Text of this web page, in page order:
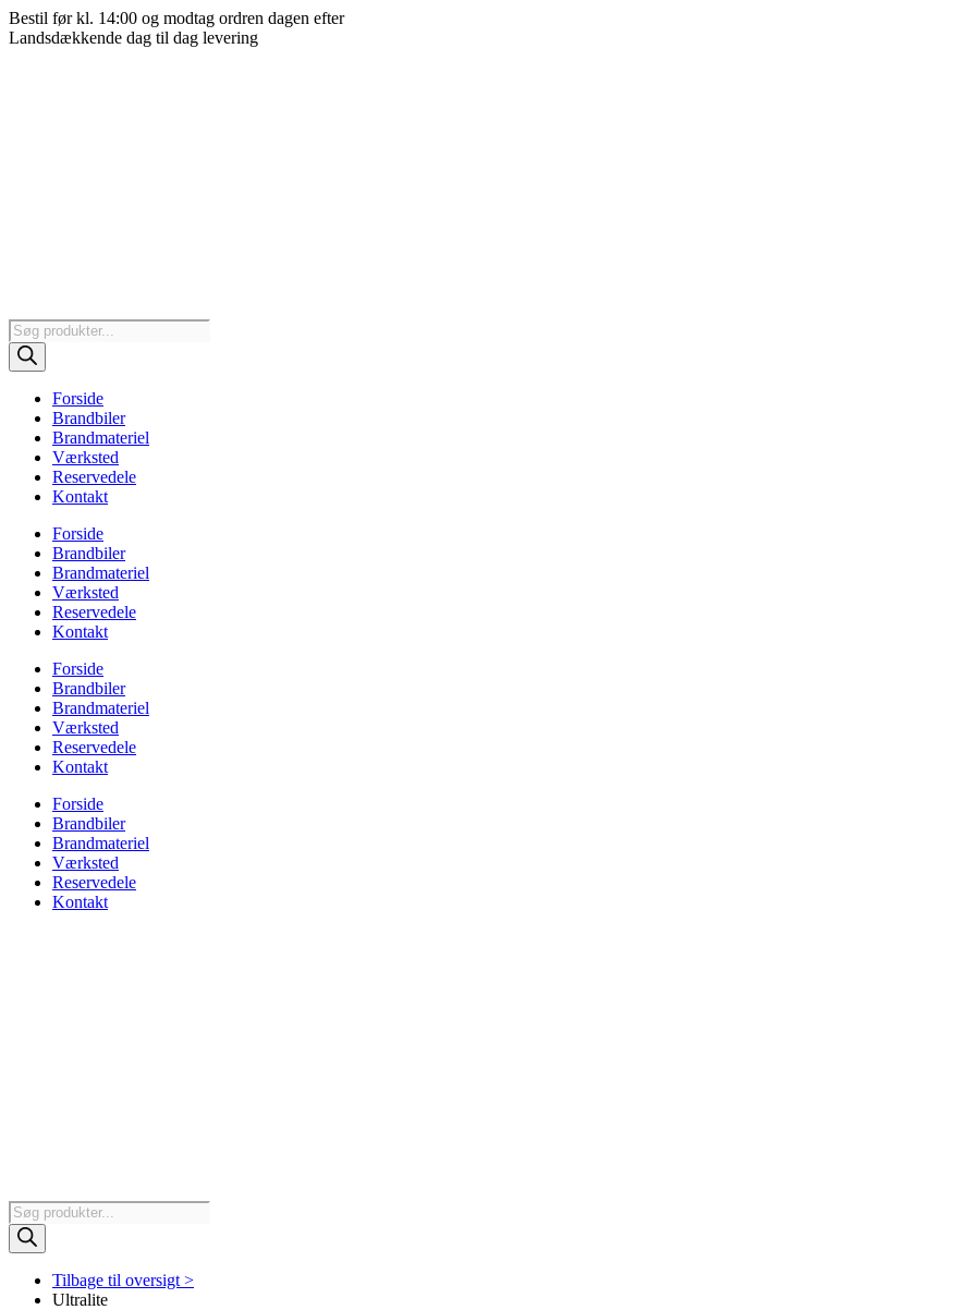
Videre
til
Bestil før kl. 14:00 og modtag ordren dagen efter
Landsdækkende dag til dag levering
Products
search
Forside
Brandbiler
Brandmateriel
Værksted
Reservedele
Kontakt
Forside
Brandbiler
Brandmateriel
Værksted
Reservedele
Kontakt
Forside
Brandbiler
Brandmateriel
Værksted
Reservedele
Kontakt
Forside
Brandbiler
Brandmateriel
Værksted
Reservedele
Kontakt
Products
search
Tilbage til oversigt >
Ultralite